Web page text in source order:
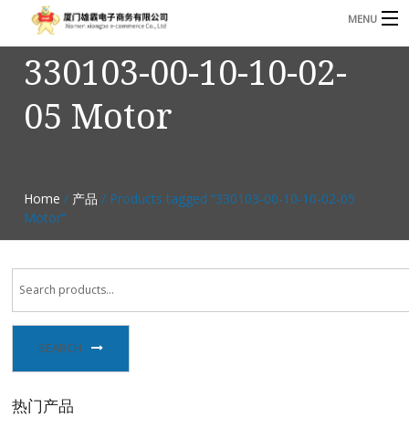
MENU
3221366881@qq.com Phone: +86 17750010683
首页
资讯
联系我们
330103-00-10-10-02-
05 Motor
Home / 产品 / Products tagged “330103-00-10-10-02-05
Motor”
SEARCH
热门产品